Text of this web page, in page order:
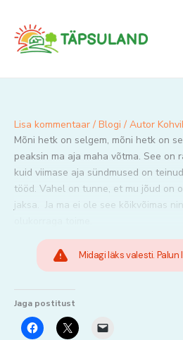
content
Lisa kommentaar / Blogi / Autor
Mõni hetk on selgem, mõni hetk on
peaksin ma aja maha võtma. See on
kuid viimase aja sündmused on
tööd. Vahel on tunne, et mu jõud on
jaksa. Ja ma ei ole see kõikvõimas
Midagi läks valesti.
Jaga postitust